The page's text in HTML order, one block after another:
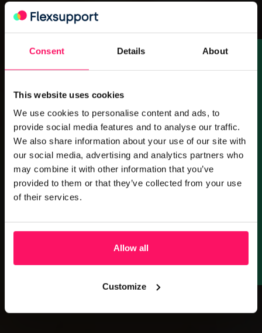
Consent Details About
This website uses cookies
We use cookies to personalise content and ads, to
provide social media features and to analyse our traffic.
We also share information about your use of our site with
our social media, advertising and analytics partners who
may combine it with other information that you’ve
provided to them or that they’ve collected from your use
of their services.
Allow all
Customize
Een vliegende start maken is geweldig,
maar de wet- en regelgeving (zoals de
nieuwe WTTA) kan overweldigend zijn.
Meld je aan voor ons gratis webinar en
leer precies wat je moet regelen om
succesvol te starten.
Ga naar webinar